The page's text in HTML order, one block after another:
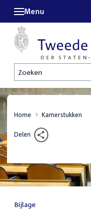
Zoeken
Menu
Home Kamerstukken
Delen
Bijlage